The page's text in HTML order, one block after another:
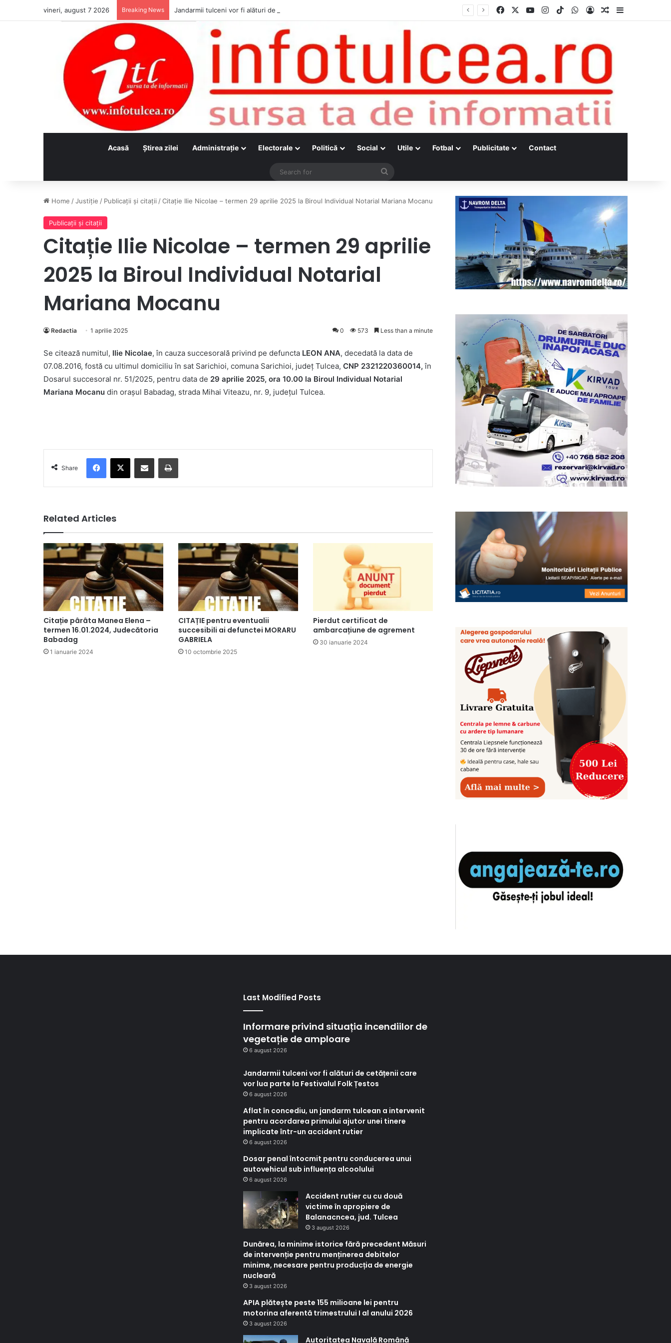
vineri, august 7 2026 Breaking News Jandarmii tulceni vor fi alături de cetățenii care vor lua parte la Festivalul Folk Țestos Facebook YouTubeInstagram
TikTokWhatsApp
Log InRandom Article
Acasă Ştirea zilei Administraţie Electorale Politică Social Utile Fotbal Publicitate Contact
Search
Home /Justiţie / Publicații și citații /Citație Ilie Nicolae – termen 29 aprilie 2025 la Biroul Individual Notarial Mariana Mocanu
Publicații și citații
Citație Ilie Nicolae – termen 29 aprilie
2025 la Biroul Individual Notarial
Mariana Mocanu
Redactia 1 aprilie 2025 0 573 Less than a minute
Se citează numitul, Ilie Nicolae, în cauza succesorală privind pe defuncta LEON ANA, decedată la data de
07.08.2016, fostă cu ultimul domiciliu în sat Sarichioi, comuna Sarichioi, județ Tulcea, CNP 2321220360014, în
Dosarul succesoral nr. 51/2025, pentru data de 29 aprilie 2025, ora 10.00 la Biroul Individual Notarial
Mariana Mocanu din orașul Babadag, strada Mihai Viteazu, nr. 9, județul Tulcea.
Share
Related Articles
Citație pârâta Manea Elena –
termen 16.01.2024, Judecătoria
Babadag
1 ianuarie 2024
CITAȚIE pentru eventualii
succesibili ai defunctei MORARU
GABRIELA
10 octombrie 2025
Pierdut certificat de
ambarcațiune de agrement
30 ianuarie 2024
Last Modified Posts
Informare privind situația incendiilor de
vegetație de amploare
6 august 2026
Jandarmii tulceni vor fi alături de cetățenii care
vor lua parte la Festivalul Folk Țestos
6 august 2026
Aflat în concediu, un jandarm tulcean a intervenit
pentru acordarea primului ajutor unei tinere
implicate într-un accident rutier
6 august 2026
Dosar penal întocmit pentru conducerea unui
autovehicul sub influența alcoolului
6 august 2026
Accident rutier cu cu două
victime în apropiere de
Balanacncea, jud. Tulcea
3 august 2026
Dunărea, la minime istorice fără precedent Măsuri
de intervenție pentru menținerea debitelor
minime, necesare pentru producția de energie
nucleară
3 august 2026
APIA plătește peste 155 milioane lei pentru
motorina aferentă trimestrului I al anului 2026
3 august 2026
Autoritatea Navală Română